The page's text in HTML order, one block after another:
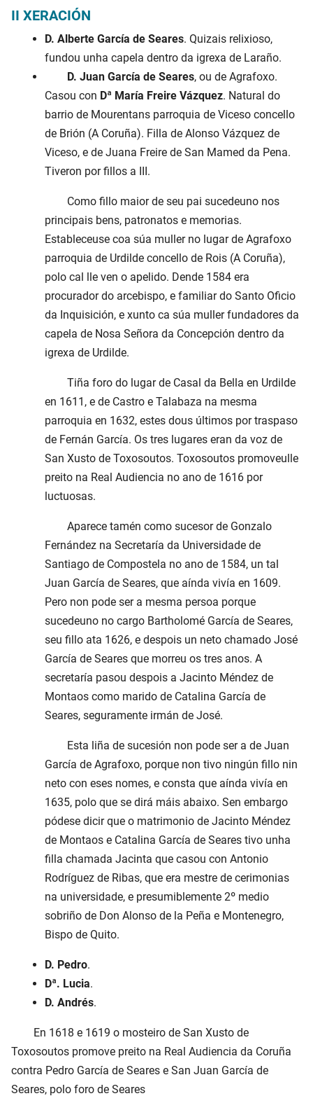
II XERACIÓN
D. Alberte García de Seares. Quizais relixioso,
fundou unha capela dentro da igrexa de Laraño.
D. Juan García de Seares, ou de Agrafoxo.
Casou con Dª María Freire Vázquez. Natural do
barrio de Mourentans parroquia de Viceso concello
de Brión (A Coruña). Filla de Alonso Vázquez de
Viceso, e de Juana Freire de San Mamed da Pena.
Tiveron por fillos a III.
Como fillo maior de seu pai sucedeuno nos
principais bens, patronatos e memorias.
Estableceuse coa súa muller no lugar de Agrafoxo
parroquia de Urdilde concello de Rois (A Coruña),
polo cal lle ven o apelido. Dende 1584 era
procurador do arcebispo, e familiar do Santo Oficio
da Inquisición, e xunto ca súa muller fundadores da
capela de Nosa Señora da Concepción dentro da
igrexa de Urdilde.
Tiña foro do lugar de Casal da Bella en Urdilde
en 1611, e de Castro e Talabaza na mesma
parroquia en 1632, estes dous últimos por traspaso
de Fernán García. Os tres lugares eran da voz de
San Xusto de Toxosoutos. Toxosoutos promoveulle
preito na Real Audiencia no ano de 1616 por
luctuosas.
Aparece tamén como sucesor de Gonzalo
Fernández na Secretaría da Universidade de
Santiago de Compostela no ano de 1584, un tal
Juan García de Seares, que aínda vivía en 1609.
Pero non pode ser a mesma persoa porque
sucedeuno no cargo Bartholomé García de Seares,
seu fillo ata 1626, e despois un neto chamado José
García de Seares que morreu os tres anos. A
secretaría pasou despois a Jacinto Méndez de
Montaos como marido de Catalina García de
Seares, seguramente irmán de José.
Esta liña de sucesión non pode ser a de Juan
García de Agrafoxo, porque non tivo ningún fillo nin
neto con eses nomes, e consta que aínda vivía en
1635, polo que se dirá máis abaixo. Sen embargo
pódese dicir que o matrimonio de Jacinto Méndez
de Montaos e Catalina García de Seares tivo unha
filla chamada Jacinta que casou con Antonio
Rodríguez de Ribas, que era mestre de cerimonias
na universidade, e presumiblemente 2º medio
sobriño de Don Alonso de la Peña e Montenegro,
Bispo de Quito.
D. Pedro.
Dª. Lucia.
D. Andrés.
En 1618 e 1619 o mosteiro de San Xusto de
Toxosoutos promove preito na Real Audiencia da Coruña
contra Pedro García de Seares e San Juan García de
Seares, polo foro de Seares